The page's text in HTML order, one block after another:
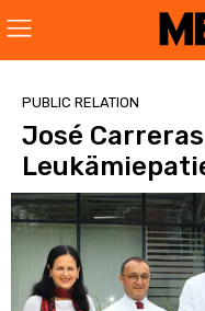
PUBLIC RELATION
José